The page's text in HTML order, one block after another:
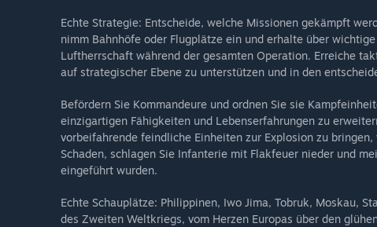
Echte Strategie: Entscheide, welche Missionen gekämpft
nimm Bahnhöfe oder Flugplätze ein und erhalte über
Luftherrschaft während der gesamten Operation. Erreiche
auf strategischer Ebene zu unterstützen und in den
Befördern Sie Kommandeure und ordnen Sie sie
einzigartigen Fähigkeiten und Lebenserfahrungen zu
vorbeifahrende feindliche Einheiten zur Explosion zu
Schaden, schlagen Sie Infanterie mit Flakfeuer nieder und
eingeführt wurden.
Echte Schauplätze: Philippinen, Iwo Jima, Tobruk, Moskau,
des Zweiten Weltkriegs, vom Herzen Europas über den